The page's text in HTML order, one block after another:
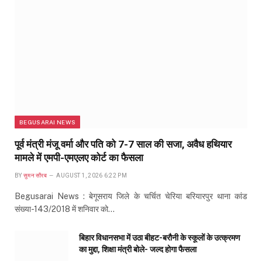
BEGUSARAI NEWS
पूर्व मंत्री मंजू वर्मा और पति को 7-7 साल की सजा, अवैध हथियार
मामले में एमपी-एमएलए कोर्ट का फैसला
BY सुमन सौरब AUGUST 1, 2026 6:22 PM
Begusarai News : बेगूसराय जिले के चर्चित चेरिया बरियारपुर थाना कांड
संख्या-143/2018 में शनिवार को…
बिहार विधानसभा में उठा बीहट-बरौनी के स्कूलों के उत्क्रमण
का मुद्दा, शिक्षा मंत्री बोले- जल्द होगा फैसला